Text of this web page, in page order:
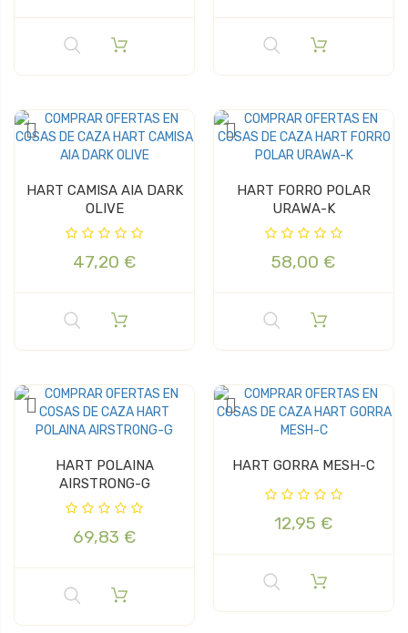
HART CAMISA AIA DARK
OLIVE
47,20 €
HART FORRO POLAR
URAWA-K
58,00 €
HART POLAINA
AIRSTRONG-G
69,83 €
HART GORRA MESH-C
12,95 €